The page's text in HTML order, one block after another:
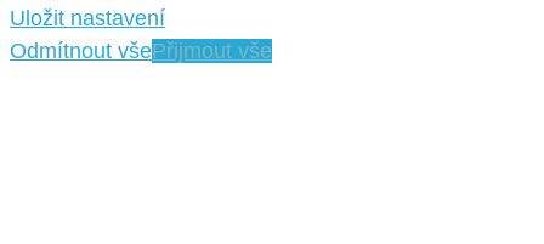
Uložit nastavení
Odmítnout všePřijmout vše